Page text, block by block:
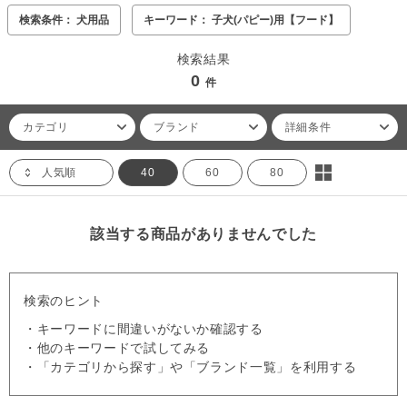
検索条件： 犬用品 キーワード： 子犬(パピー)用【フード】
検索結果
0 件
カテゴリ ブランド 詳細条件
人気順 40 60 80
該当する商品がありませんでした
検索のヒント
・キーワードに間違いがないか確認する
・他のキーワードで試してみる
・「カテゴリから探す」や「ブランド一覧」を利用する